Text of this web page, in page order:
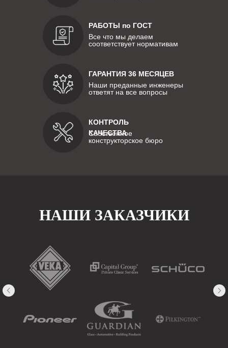
РАБОТЫ по ГОСТ
Все что мы делаем
соответствует нормативам
КОНТРОЛЬ
КАЧЕСТВА
Собственное
конструкторское бюро
ГАРАНТИЯ 36 МЕСЯЦЕВ
Наши преданные инженеры
ответят на все вопросы
НАШИ ЗАКАЗЧИКИ